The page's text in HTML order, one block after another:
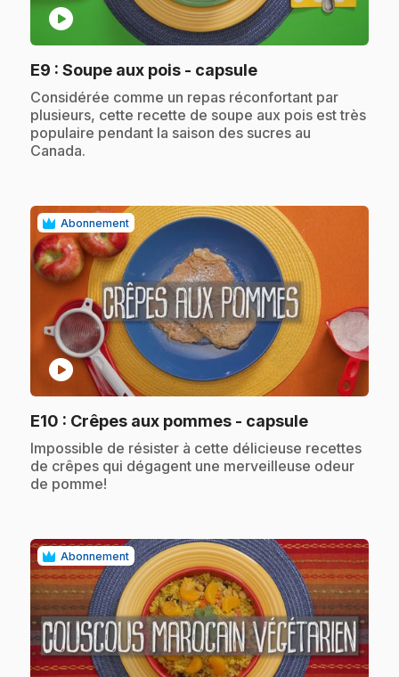
play_circle
E9 : Soupe aux pois - capsule.
.Considérée comme un repas réconfortant par
plusieurs, cette recette de soupe aux pois est très
populaire pendant la saison des sucres au
Canada.
Abonnement
play_circle
E10 : Crêpes aux pommes - capsule.
.Impossible de résister à cette délicieuse recettes
de crêpes qui dégagent une merveilleuse odeur
de pomme!
Abonnement